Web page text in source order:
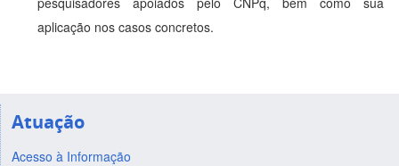
aplicação nos casos concretos.
Atuação
Acesso à Informação